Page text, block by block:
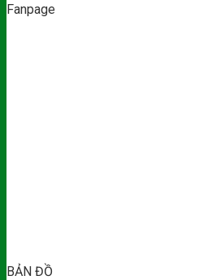
Fanpage
BẢN ĐỒ